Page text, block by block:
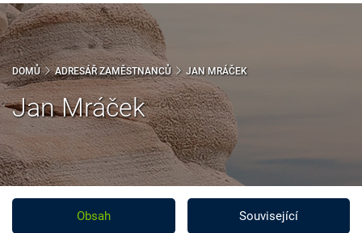
DOMŮ ADRESÁŘ ZAMĚSTNANCŮ JAN MRÁČEK
Jan Mráček
Obsah Související